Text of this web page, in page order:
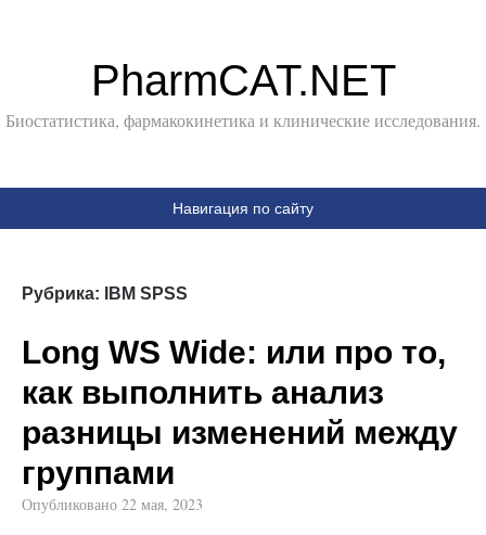
PharmCAT.NET
Биостатистика, фармакокинетика и клинические исследования.
Навигация по сайту
Рубрика: IBM SPSS
Long WS Wide: или про то,
как выполнить анализ
разницы изменений между
группами
Опубликовано 22 мая, 2023